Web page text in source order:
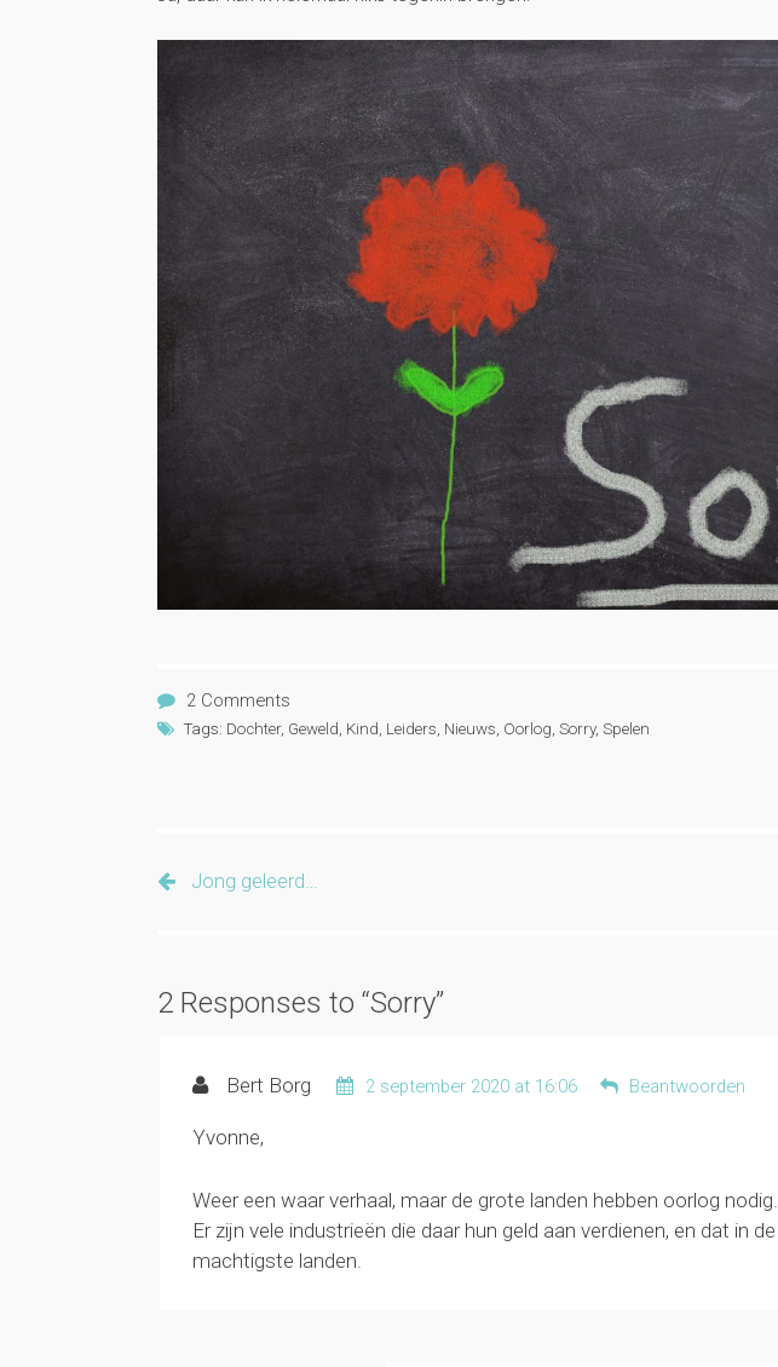
2 Comments
Tags: Dochter, Geweld Kind Leiders Nieuws Oorlog Sorry, Spelen
Jong geleerd…
2 Responses to “Sorry”
Bert Borg 2 september 2020 at 16:06 Beantwoorden
Yvonne,
Weer een waar verhaal, maar de grote landen hebben oorlog nodig.
Er zijn vele industrieën die daar hun geld aan verdienen, en dat in de
machtigste landen.